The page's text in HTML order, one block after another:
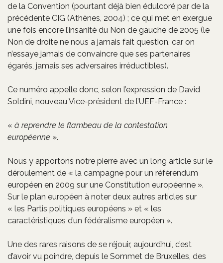
de la Convention (pourtant déjà bien édulcoré par de la
précédente CIG (Athènes, 2004) ; ce qui met en exergue
une fois encore l’insanité du Non de gauche de 2005 (le
Non de droite ne nous a jamais fait question, car on
n’essaye jamais de convaincre que ses partenaires
égarés, jamais ses adversaires irréductibles).
Ce numéro appelle donc, selon l’expression de David
Soldini, nouveau Vice-président de l’UEF-France :
« à reprendre le flambeau de la contestation
européenne ».
Nous y apportons notre pierre avec un long article sur le
déroulement de « la campagne pour un référendum
européen en 2009 sur une Constitution européenne ».
Sur le plan européen à noter deux autres articles sur
« les Partis politiques européens » et « les
caractéristiques d’un fédéralisme européen ».
Une des rares raisons de se réjouir, aujourd’hui, c’est
d’avoir vu poindre, depuis le Sommet de Bruxelles, des